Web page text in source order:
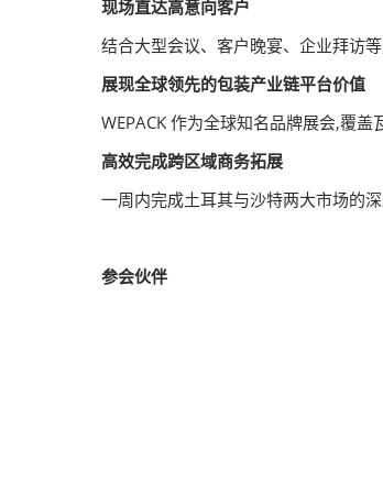
现场直达高意向客户
结合大型会议、客户晚宴、企业拜访
展现全球领先的包装产业链平台价值
WEPACK 作为全球知名品牌展会,覆
高效完成跨区域商务拓展
一周内完成土耳其与沙特两大市场的
参会伙伴